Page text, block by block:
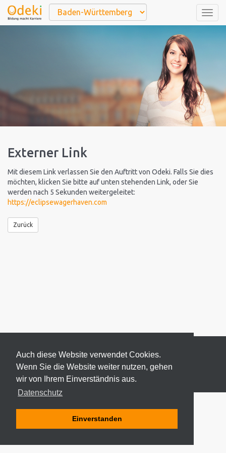
Auch diese Website verwendet Cookies.
Wenn Sie die Website weiter nutzen, gehen
wir von Ihrem Einverständnis aus.
Datenschutz
Einverstanden
Externer Link
Mit diesem Link verlassen Sie den Auftritt von Odeki. Falls Sie dies
möchten, klicken Sie bitte auf unten stehenden Link, oder Sie
werden nach 5 Sekunden weitergeleitet:
https://eclipsewagerhaven.com
Zurück
© 2026 ODEKI - ALLE RECHTE VORBEHALTEN